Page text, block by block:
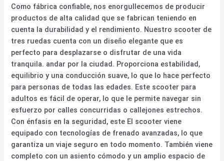
Como fábrica confiable, nos enorgullecemos de producir
productos de alta calidad que se fabrican teniendo en
cuenta la durabilidad y el rendimiento. Nuestro scooter de
tres ruedas cuenta con un diseño elegante que es
perfecto para desplazarse o disfrutar de una vida
tranquila. andar por la ciudad. Proporciona estabilidad,
equilibrio y una conducción suave, lo que lo hace perfecto
para personas de todas las edades. Este scooter para
adultos es fácil de operar, lo que le permite navegar sin
esfuerzo por calles concurridas o callejones estrechos.
Con énfasis en la seguridad, este El scooter viene
equipado con tecnologías de frenado avanzadas, lo que
garantiza un viaje seguro en todo momento. También viene
completo con un asiento cómodo y un amplio espacio de